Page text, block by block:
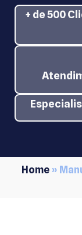
+ de 500
Home»